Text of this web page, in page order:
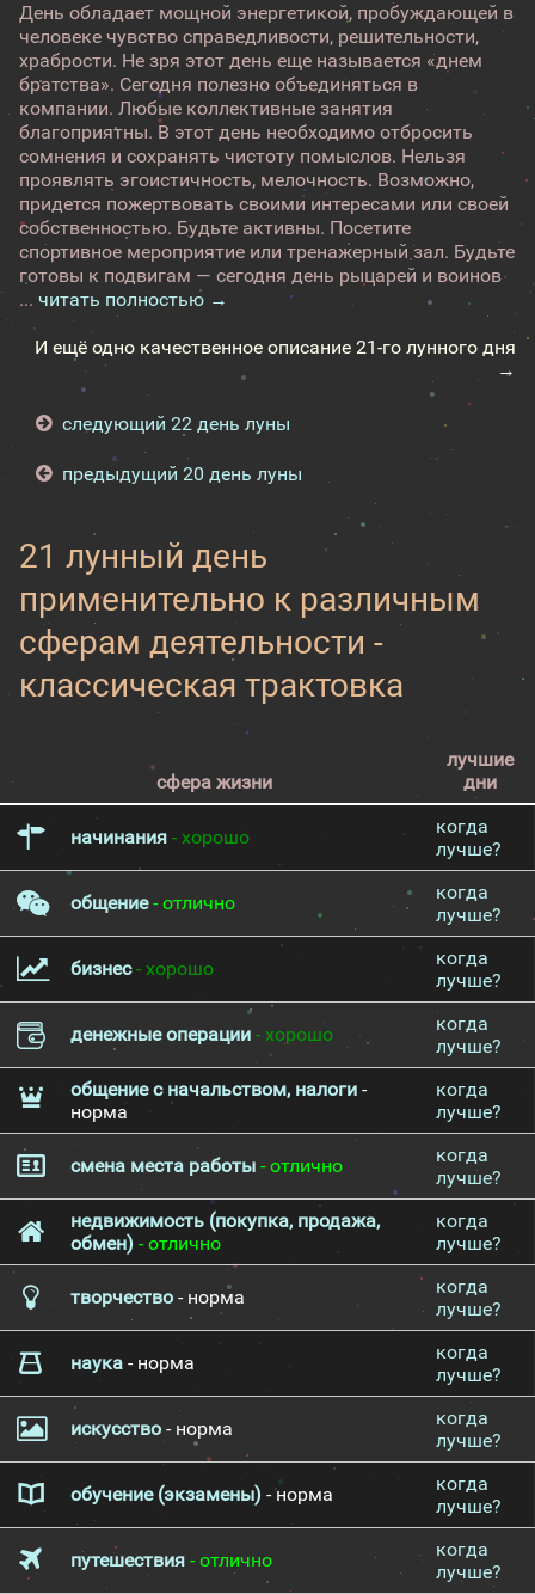
День обладает мощной энергетикой, пробуждающей в
человеке чувство справедливости, решительности,
храбрости. Не зря этот день еще называется «днем
братства». Сегодня полезно объединяться в
компании. Любые коллективные занятия
благоприятны. В этот день необходимо отбросить
сомнения и сохранять чистоту помыслов. Нельзя
проявлять эгоистичность, мелочность. Возможно,
придется пожертвовать своими интересами или своей
собственностью. Будьте активны. Посетите
спортивное мероприятие или тренажерный зал. Будьте
готовы к подвигам — сегодня день рыцарей и воинов
... читать полностью →
И ещё одно качественное описание 21-го лунного дня
→
следующий 22 день луны
предыдущий 20 день луны
21 лунный день
применительно к различным
сферам деятельности -
классическая трактовка
сфера жизни
лучшие
дни
начинания - хорошо
когда
лучше?
общение- отлично
когда
лучше?
бизнес- хорошо
когда
лучше?
денежные операции - хорошо
когда
лучше?
общение с начальством, налоги -
норма
когда
лучше?
смена места работы - отлично
когда
лучше?
недвижимость (покупка, продажа,
обмен) - отлично
когда
лучше?
творчество - норма
когда
лучше?
наука - норма
когда
лучше?
искусство - норма
когда
лучше?
обучение (экзамены) - норма
когда
лучше?
путешествия - отлично
когда
лучше?